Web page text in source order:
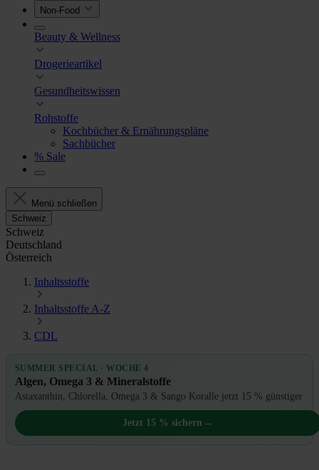
Non-Food
Beauty & Wellness
Drogerieartikel
Gesundheitswissen
Rohstoffe
Kochbücher & Ernährungspläne
Sachbücher
% Sale
Menü schließen
Schweiz
Schweiz
Deutschland
Österreich
Inhaltsstoffe
Inhaltsstoffe A-Z
CDL
SUMMER SPECIAL · WOCHE 4
Algen, Omega 3 & Mineralstoffe
Astaxanthin, Chlorella, Omega 3 & Sango Koralle jetzt 15 % günstiger
Jetzt 15 % sichern →